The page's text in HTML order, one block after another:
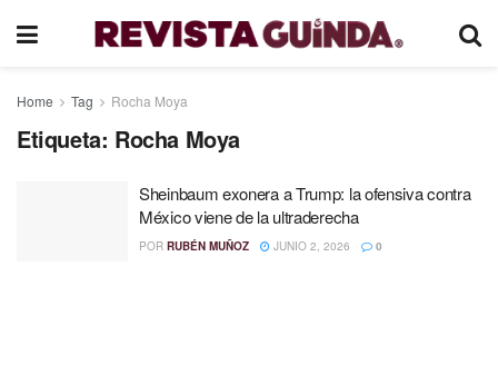
Home Tag Rocha Moya
Etiqueta: Rocha Moya
Sheinbaum exonera a Trump: la ofensiva contra
México viene de la ultraderecha
POR RUBÉN MUÑOZ JUNIO 2, 2026 0